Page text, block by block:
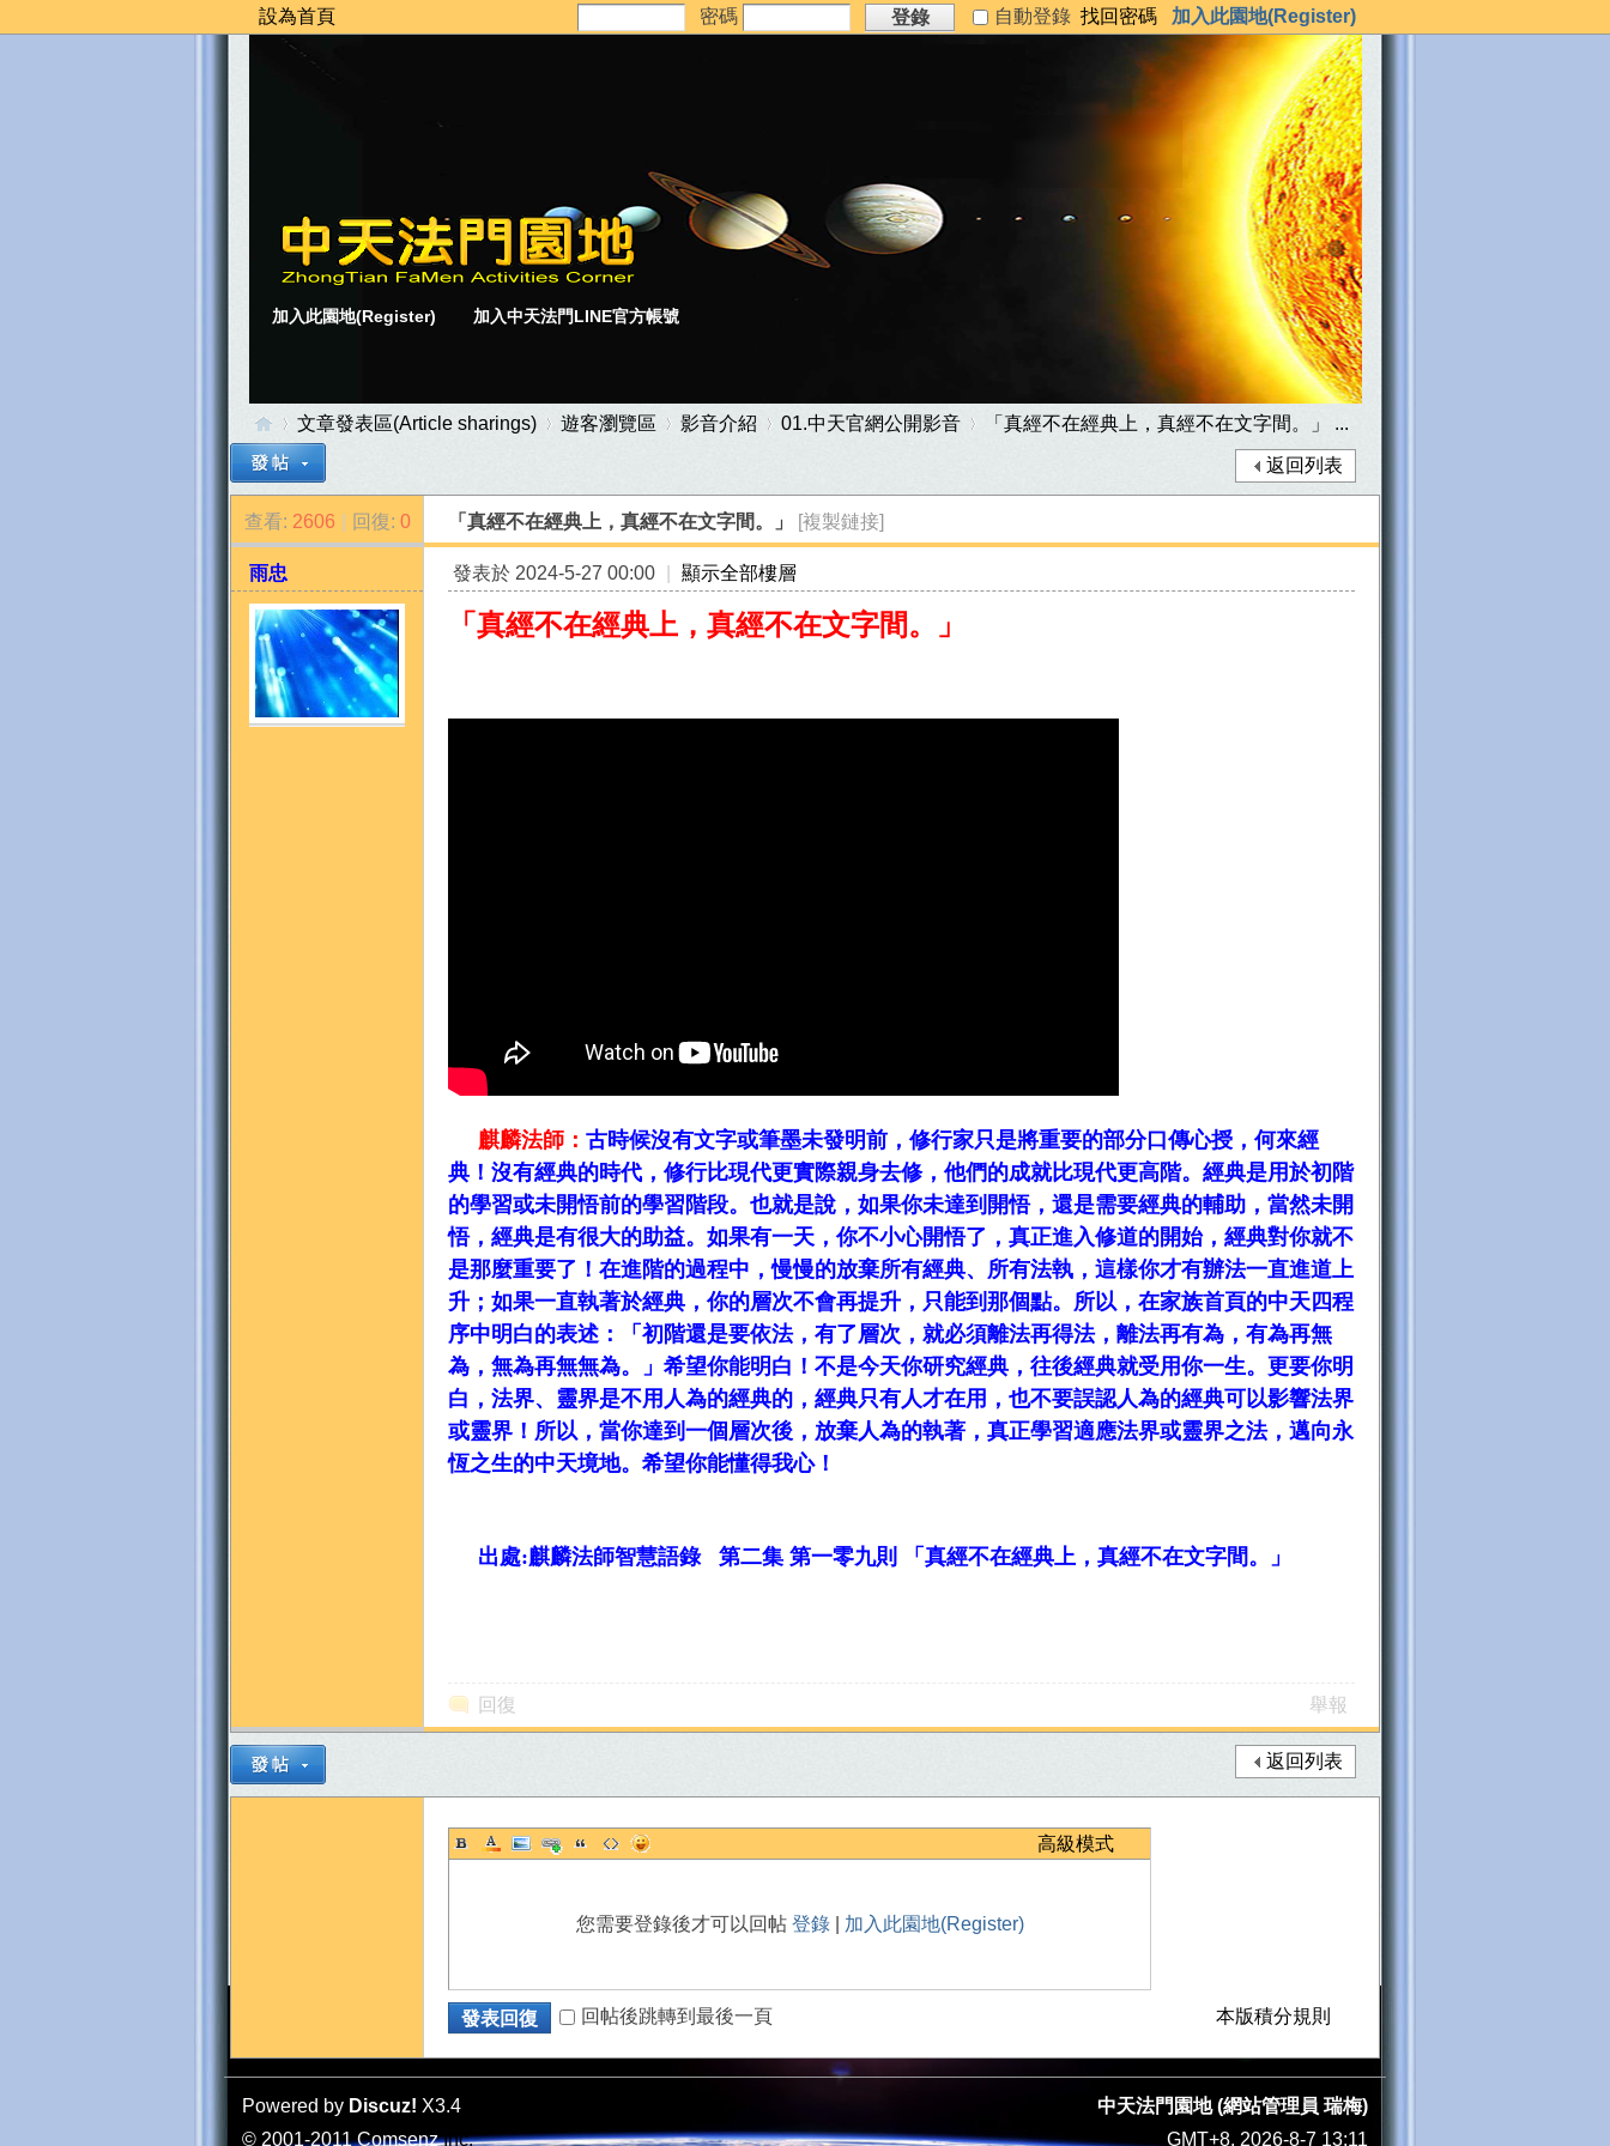
設為首頁 密碼 登錄 自動登錄 找回密碼 加入此園地(Register)
加入此園地(Register) 加入中天法門LINE官方帳號
中
地
»
文章發表區(Article sharings)
›
遊客瀏覽區
›
影音介紹
›
01.中天官網公開影音 「真經不在經典上，真經不在文字間。」 ...
返回列表
查看: 2606 回復: 0 「真經不在經典上，真經不在文字間。」 [複製鏈接]
雨忠 發表於 2024-5-27 00:00 顯示全部樓層
「真經不在經典上，真經不在文字間。」
麒麟法師： 古時候沒有文字或筆墨未發明前，修行家只是將重要的部分口傳心授，何來經
典！沒有經典的時代，修行比現代更實際親身去修，他們的成就比現代更高階。經典是用於初階
的學習或未開悟前的學習階段。也就是說，如果你未達到開悟，還是需要經典的輔助，當然未開
悟，經典是有很大的助益。如果有一天，你不小心開悟了，真正進入修道的開始，經典對你就不
是那麼重要了！在進階的過程中，慢慢的放棄所有經典、所有法執，這樣你才有辦法一直進道上
升；如果一直執著於經典，你的層次不會再提升，只能到那個點。所以，在家族首頁的中天四程
序中明白的表述：「初階還是要依法，有了層次，就必須離法再得法，離法再有為，有為再無
為，無為再無無為。」希望你能明白！不是今天你研究經典，往後經典就受用你一生。更要你明
白，法界、靈界是不用人為的經典的，經典只有人才在用，也不要誤認人為的經典可以影響法界
或靈界！所以，當你達到一個層次後，放棄人為的執著，真正學習適應法界或靈界之法，邁向永
恆之生的中天境地。希望你能懂得我心！
出處:麒麟法師智慧語錄 第二集 第一零九則 「真經不在經典上，真經不在文字間。」
回復 舉報
返回列表
高級模式
您需要登錄後才可以回帖 登錄| 加入此園地(Register)
本版積分規則
發表回復 回帖後跳轉到最後一頁
中天法門園地 (網站管理員 瑞梅)
GMT+8, 2026-8-7 13:11
Powered by Discuz! X3.4
© 2001-2011ComsenzInc.